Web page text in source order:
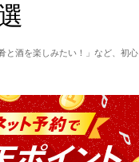
と酒を楽しみたい！」など、初心